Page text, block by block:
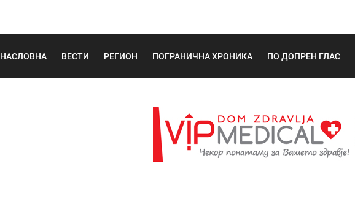
НАСЛОВНА ВЕСТИ РЕГИОН ПОГРАНИЧНА ХРОНИКА ПО ДОПРЕН ГЛАС